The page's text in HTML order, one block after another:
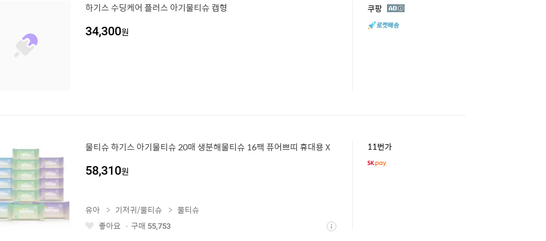
하기스 수딩케어 플러스 아기물티슈 캡형
34,300원
쿠팡 광
고
물티슈 하기스 아기물티슈 20매 생분해물티슈 16팩 퓨어쁘띠 휴대용 X
58,310원
11번가
좋 상
유아 기저귀/물티슈
물티슈
좋아요
구매 55,753